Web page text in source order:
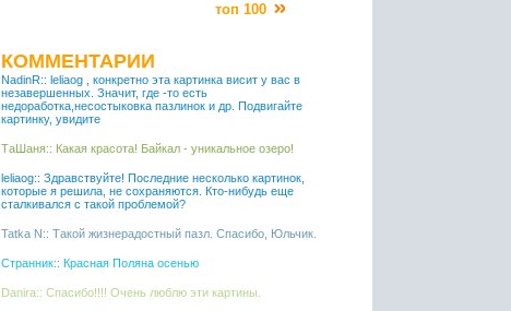
топ 100
КОММЕНТАРИИ
NadinR:: leliaog , конкретно эта картинка висит у вас в
незавершенных. Значит, где -то есть
недоработка,несостыковка пазлинок и др. Подвигайте
картинку, увидите
ТаШаня:: Какая красота! Байкал - уникальное озеро!
leliaog:: Здравствуйте! Последние несколько картинок,
которые я решила, не сохраняются. Кто-нибудь еще
сталкивался с такой проблемой?
Tatka N:: Такой жизнерадостный пазл. Спасибо, Юльчик.
Странник:: Красная Поляна осенью
Danira:: Спасибо!!!! Очень люблю эти картины.